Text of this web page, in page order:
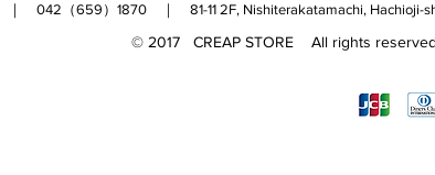
｜ 042（659）1870 ｜ 81-11 2F, Nishiterakatamachi,
© 2017 CREAP STORE All rights